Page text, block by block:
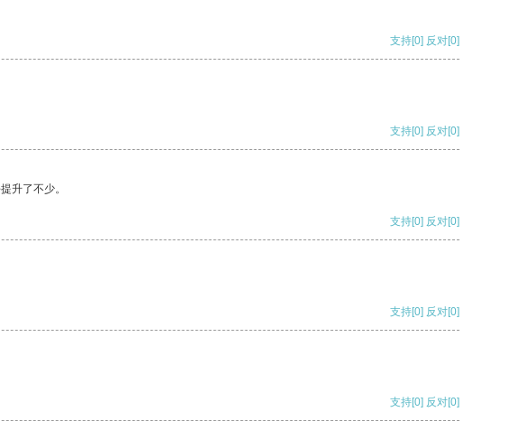
支持[0] 反对[0]
支持[0] 反对[0]
升了不少。
支持[0] 反对[0]
支持[0] 反对[0]
支持[0] 反对[0]